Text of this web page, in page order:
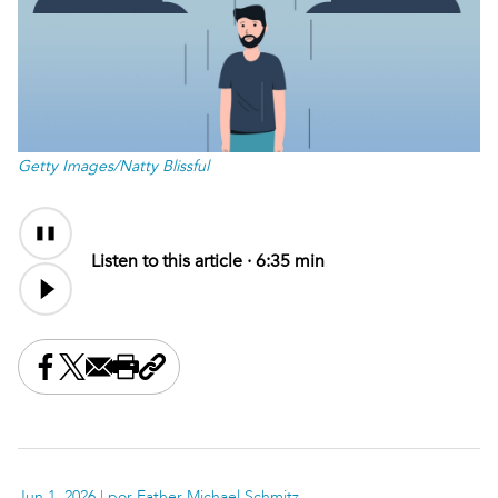
Getty Images/Natty Blissful
Audio
Content
Listen to this article ·6:35 min
Share this on Facebook
Share this on X
Share this by email
Print this page
Copy the page address